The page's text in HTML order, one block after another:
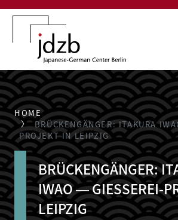
Skip to main content
HOME
BRÜCKENGÄNGER: ITAKURA
ROJEKT IN LEIPZIG
BRÜCKENGÄNGER:
IWAO ― GIESSEREI-
EIPZIG